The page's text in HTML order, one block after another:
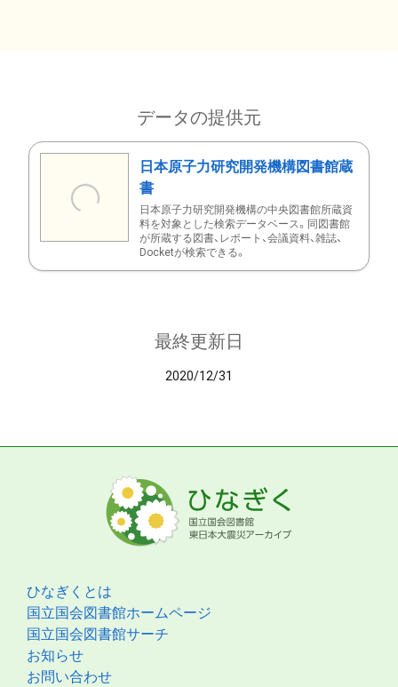
データの提供元
日本原子力研究開発機構図書館蔵
書
日本原子力研究開発機構の中央図書館所蔵資
料を対象とした検索データベース。同図書館
が所蔵する図書、レポート、会議資料、雑誌、
Docketが検索できる。
最終更新日
2020/12/31
ひなぎくとは
国立国会図書館ホームページ
国立国会図書館サーチ
お知らせ
お問い合わせ